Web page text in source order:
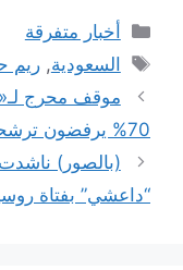
التصنيفات
أخبار متفرقة
الوسوم
السعودية,ريم
موقف محرج
70% يرفضون ترشحه
(بالصور) ناشدت
“داعشي” بفتاة